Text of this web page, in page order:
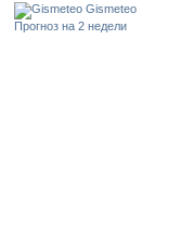
Gismeteo
Прогноз на 2 недели